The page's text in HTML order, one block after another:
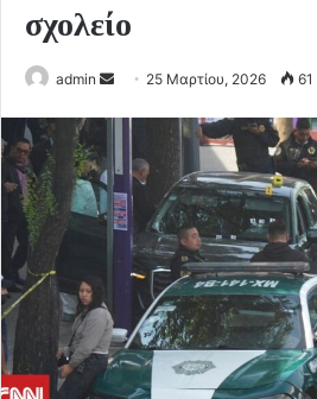
σχολείο
admin
Send
email
25 Μαρτίου, 2026 61